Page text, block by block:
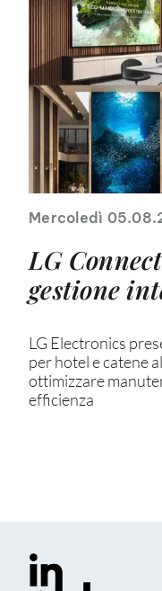
Mercoledì
LG
gestione
LG Electronics
per hotel e catene
ottimizzare
efficienza